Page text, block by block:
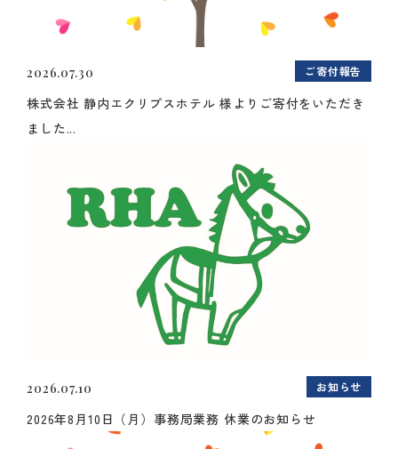
2026.07.30 ご寄付報告
株式会社 静内エクリプスホテル 様よりご寄付をいただき
ました...
2026.07.10 お知らせ
2026年8月10日（月）事務局業務 休業のお知らせ